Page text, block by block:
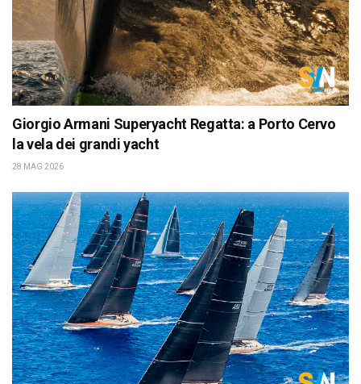
Giorgio Armani Superyacht Regatta: a Porto Cervo
la vela dei grandi yacht
28 MAG 2026